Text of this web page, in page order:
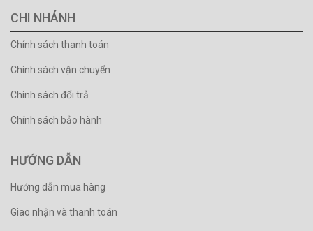
CHI NHÁNH
Chính sách thanh toán
Chính sách vận chuyển
Chính sách đổi trả
Chính sách bảo hành
HƯỚNG DẪN
Hướng dẫn mua hàng
Giao nhận và thanh toán